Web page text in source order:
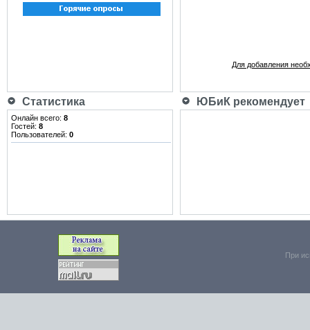
Для добавления
Статистика ЮБиК рекомендует
Онлайн всего: 8
Гостей: 8
Пользователей: 0
При